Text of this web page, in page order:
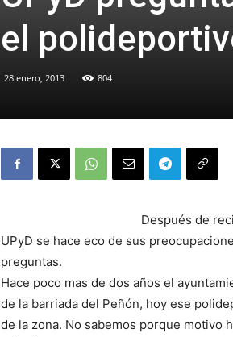
el
28 enero, 2013 804
Después de
UPyD se hace eco de sus
preguntas.
Hace poco mas de dos años el
de la barriada del Peñón, hoy ese
de la zona. No sabemos porque motivo